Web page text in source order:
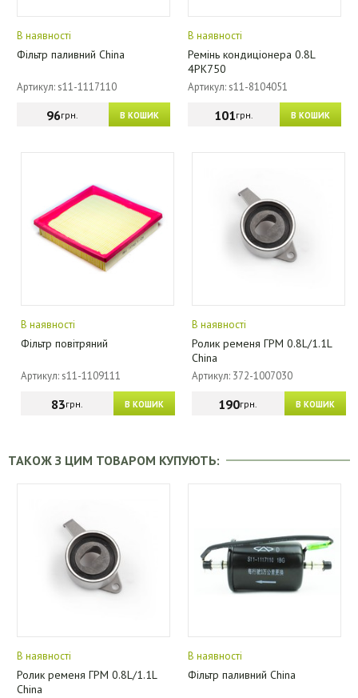
В наявності
Фільтр паливний China
Артикул: s11-1117110
В КОШИК
96грн.
В наявності
Ремінь кондиціонера 0.8L
4PK750
Артикул: s11-8104051
В КОШИК
101грн.
В наявності
Фільтр повітряний
Артикул: s11-1109111
В КОШИК
83грн.
В наявності
Ролик ременя ГРМ 0.8L/1.1L
China
Артикул: 372-1007030
В КОШИК
190грн.
ТАКОЖ З ЦИМ ТОВАРОМ КУПУЮТЬ:
В наявності
Ролик ременя ГРМ 0.8L/1.1L
China
В наявності
Фільтр паливний China